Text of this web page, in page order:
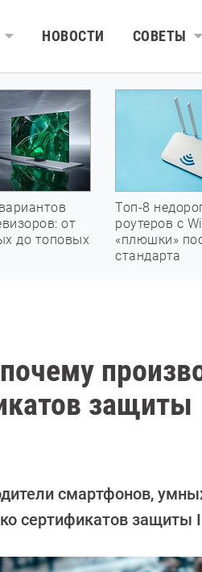
НОВОСТИ СОВЕТЫ
от
до топовых
Топ-8
роутеров с
«плюшки»
стандарта
защиты
смартфонов,
сертификатов